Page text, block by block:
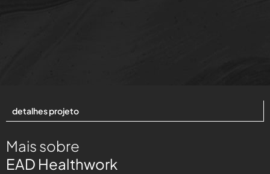
detalhes projeto
Mais sobre
EAD Healthwork